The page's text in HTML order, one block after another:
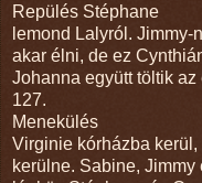
Repülés Stéphane
lemond Lalyról. Jimmy-
akar élni, de ez
Johanna együtt töltik
127.
Menekülés
Virginie kórházba
kerülne. Sabine,